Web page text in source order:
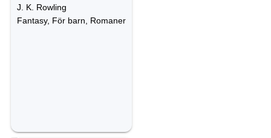
J. K. Rowling
Fantasy, För barn, Romaner